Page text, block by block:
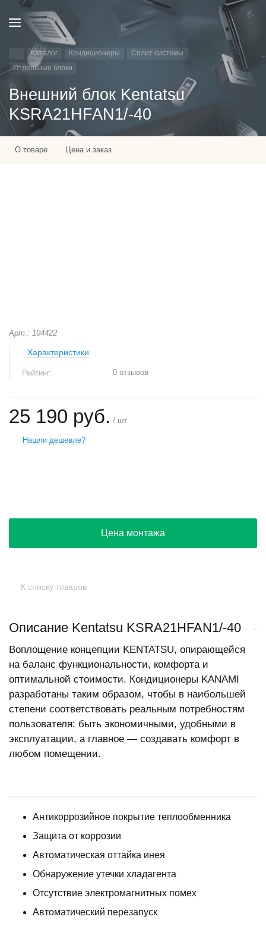
Каталог Кондиционеры
Сплит системы
Отдельные блоки
Внешний блок Kentatsu
KSRA21HFAN1/-40
О товаре Цена и заказ
Арт.: 104422
Характеристики
Рейтинг: 0 отзывов
25 190 руб. / шт
Нашли дешевле?
Цена монтажа
К списку товаров
Описание Kentatsu KSRA21HFAN1/-40
Воплощение концепции KENTATSU, опирающейся
на баланс функциональности, комфорта и
оптимальной стоимости. Кондиционеры KANAMI
разработаны таким образом, чтобы в наибольшей
степени соответствовать реальным потребностям
пользователя: быть экономичными, удобными в
эксплуатации, а главное — создавать комфорт в
любом помещении.
Антикоррозийное покрытие теплообменника
Защита от коррозии
Автоматическая оттайка инея
Обнаружение утечки хладагента
Отсутствие электромагнитных помех
Автоматический перезапуск